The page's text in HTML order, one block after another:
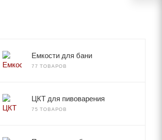
Емкости для бани
77 ТОВАРОВ
ЦКТ для пивоварения
75 ТОВАРОВ